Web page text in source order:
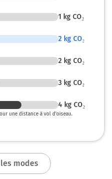
1 kg CO₂
2 kg CO₂
2 kg CO₂
3 kg CO₂
4 kg CO₂
une distance à vol d’oiseau.
modes